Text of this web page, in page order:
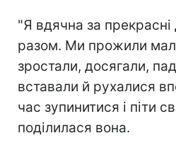
"Я вдячна за прекрасні
разом. Ми прожили
зростали, досягали,
вставали й рухалися
час зупинитися і піти
поділилася вона.